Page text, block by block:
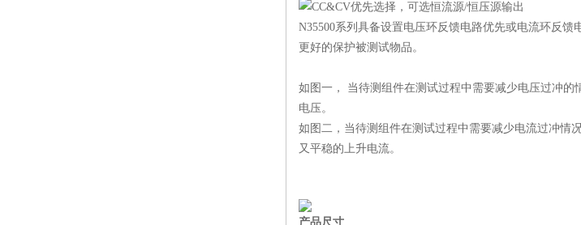
CC&CV优先选择，可选恒流源/恒压源输出
N35500系列具备设置电压环反馈电路优先或电流环反
更好的保护被测试物品。
如图一， 当待测组件在测试过程中需要减少电压过冲
电压。
如图二，当待测组件在测试过程中需要减少电流过冲情
又平稳的上升电流。
产品尺寸